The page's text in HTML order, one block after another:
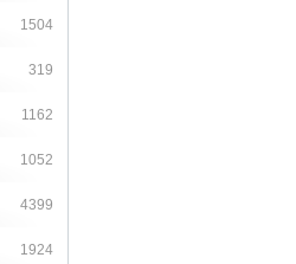
1504
319
1162
1052
4399
1924